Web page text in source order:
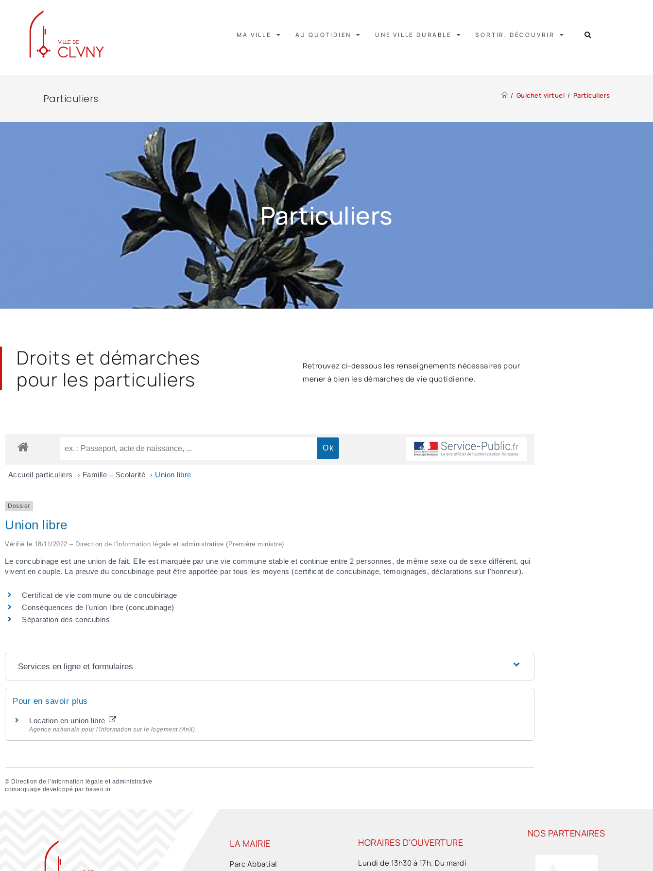
MA VILLE AU QUOTIDIEN UNE VILLE DURABLE SORTIR, DÉCOUVRIR
Particuliers / Guichet virtuel / Particuliers
Particuliers
Droits et démarches
pour les particuliers
Retrouvez ci-dessous les renseignements nécessaires pour
mener à bien les démarches de vie quotidienne.
Accueil particuliers > Famille – Scolarité > Union libre
Dossier
Union libre
Vérifié le 18/11/2022 – Direction de l'information légale et administrative (Première ministre)
Le concubinage est une union de fait. Elle est marquée par une vie commune stable et continue entre 2 personnes, de même sexe ou de sexe différent, qui
vivent en couple. La preuve du concubinage peut être apportée par tous les moyens (certificat de concubinage, témoignages, déclarations sur l'honneur).
Certificat de vie commune ou de concubinage
Conséquences de l'union libre (concubinage)
Séparation des concubins
Services en ligne et formulaires
Pour en savoir plus
Location en union libre
Agence nationale pour l'information sur le logement (Anil)
© Direction de l’information légale et administrative
comarquage developpé par baseo.io
LA MAIRIE
Parc Abbatial
HORAIRES D'OUVERTURE
Lundi de 13h30 à 17h. Du mardi
NOS PARTENAIRES